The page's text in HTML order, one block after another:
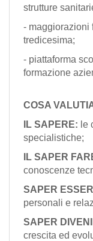
strutture
- maggiorazioni
tredicesima;
- piattaforma
formazione
COSA
IL SAPERE: le
specialistiche;
IL SAPER
conoscenze
SAPER
personali e
SAPER
crescita ed